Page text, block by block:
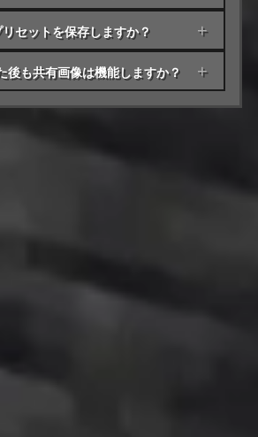
セットを保存しますか？ +
後も共有画像は機能しますか？ +